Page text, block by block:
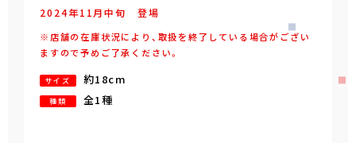
2024年11月中旬 登場
※店舗の在庫状況により、取扱を終了している場合がござい
ますので予めご了承ください。
サイズ 約18cm
種類 全1種